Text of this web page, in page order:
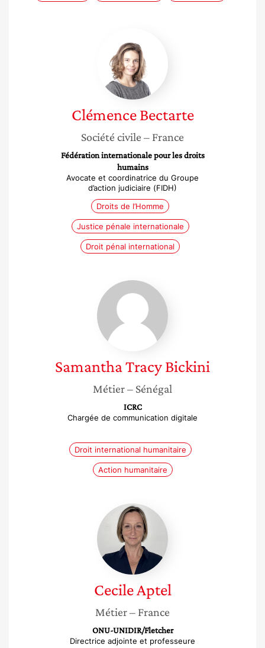
Bectarte
Clémence Bectarte
Société civile – France
Fédération internationale pour les droits
humains
Avocate et coordinatrice du Groupe
d’action judiciaire (FIDH)
Droits de l’Homme
Justice pénale internationale
Droit pénal international
Samantha
Tracy
Bickini
Samantha TracyBickini
Métier– Sénégal
ICRC
Chargée de communication digitale
Droit international humanitaire
Action humanitaire
Cecile
Aptel
CecileAptel
Métier– France
ONU-UNIDIR/Fletcher
Directrice adjointe et professeure